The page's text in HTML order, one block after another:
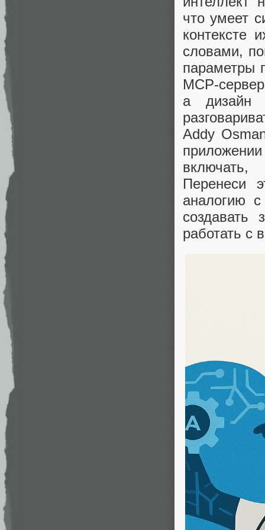
что умеет
контексте
словами,
параметры
а дизайн
Addy
включать,
Перенеси
аналогию
создавать
работать с